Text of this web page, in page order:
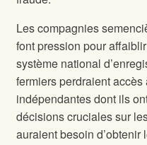
Les compagnies
font pression pour
système national
fermiers perdraient
indépendantes dont ils
décisions cruciales sur
auraient besoin